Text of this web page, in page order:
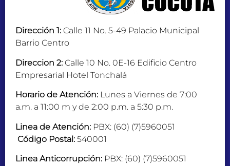
Dirección 1: Calle 11 No. 5-49 Palacio Municipal
Barrio Centro
Direccion 2: Calle 10 No. 0E-16 Edificio Centro
Empresarial Hotel Tonchalá
Horario de Atención: Lunes a Viernes de 7:00
a.m. a 11:00 m y de 2:00 p.m. a 5:30 p.m.
Linea de Atención: PBX: (60) (7)5960051
Código Postal: 540001
Linea Anticorrupción: PBX: (60) (7)5960051